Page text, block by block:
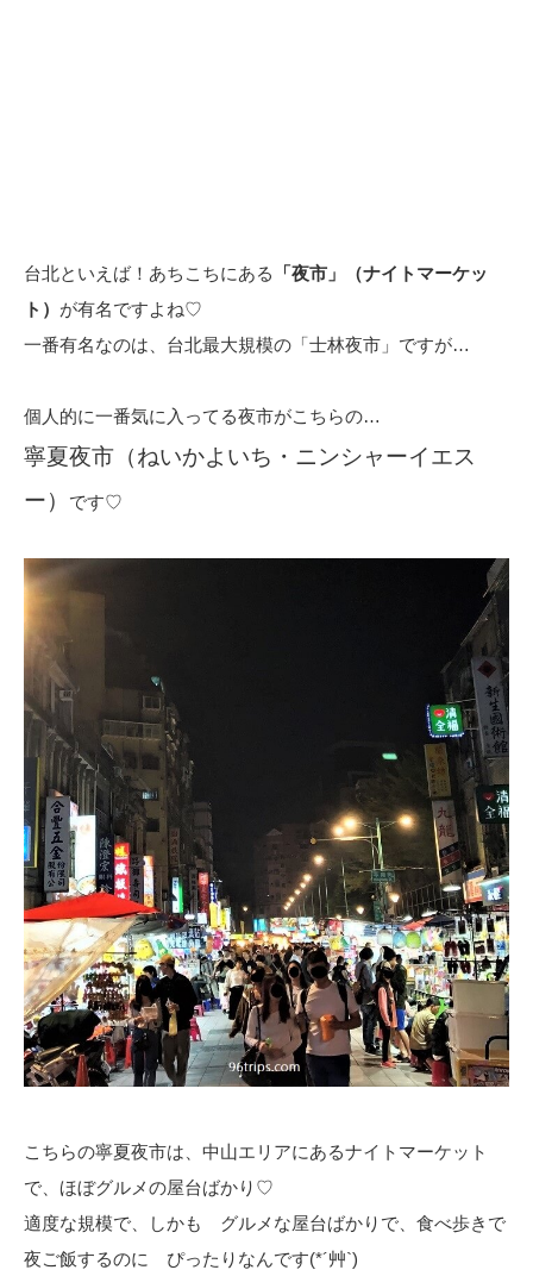
台北といえば！あちこちにある
「夜市」（ナイトマーケッ
ト） が有名ですよね♡
一番有名なのは、台北最大規模の「士林夜市」ですが…
個人的に一番気に入ってる夜市がこちらの…
寧夏夜市（ねいかよいち・ニンシャーイエス
ー）
です♡
こちらの寧夏夜市は、中山エリアにあるナイトマーケット
で、ほぼグルメの屋台ばかり♡
適度な規模で、しかも グルメな屋台ばかりで、食べ歩きで
夜ご飯するのに ぴったりなんです(*´艸`)